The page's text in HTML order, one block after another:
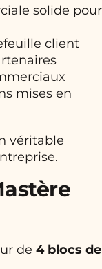
solide pour
client
mises en
véritable
de 4 blocs de